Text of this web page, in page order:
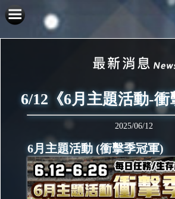
6/12《6月主題活動-衝
2025/06/12
6月主題活動 (衝擊季冠軍)